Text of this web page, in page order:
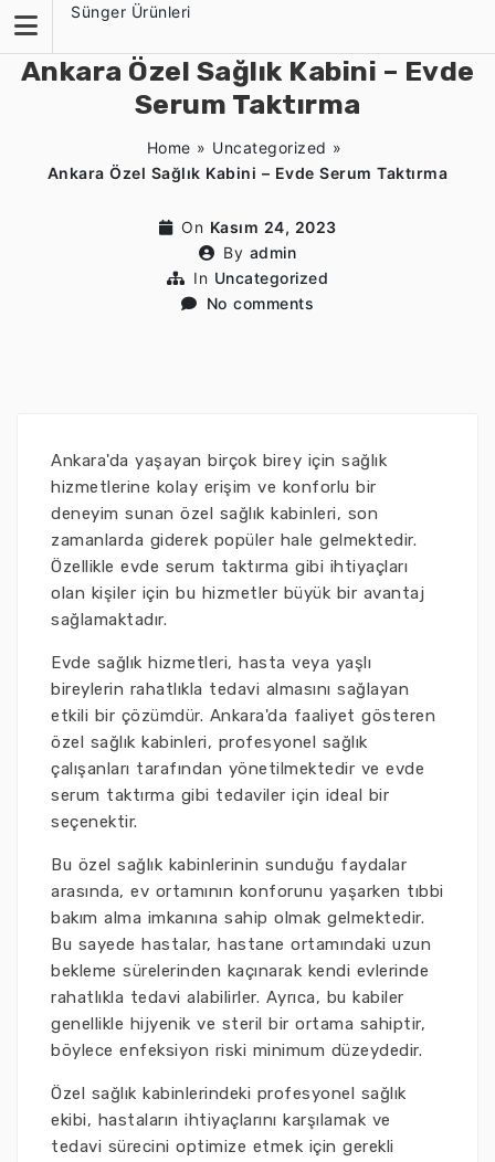
content
Sünger Ürünleri
Ankara Özel Sağlık Kabini – Evde
Serum Taktırma
Home » Uncategorized »
Ankara Özel Sağlık Kabini – Evde Serum Taktırma
On Kasım 24, 2023
By admin
In Uncategorized
No comments
Ankara'da yaşayan birçok birey için sağlık
hizmetlerine kolay erişim ve konforlu bir
deneyim sunan özel sağlık kabinleri, son
zamanlarda giderek popüler hale gelmektedir.
Özellikle evde serum taktırma gibi ihtiyaçları
olan kişiler için bu hizmetler büyük bir avantaj
sağlamaktadır.
Evde sağlık hizmetleri, hasta veya yaşlı
bireylerin rahatlıkla tedavi almasını sağlayan
etkili bir çözümdür. Ankara'da faaliyet gösteren
özel sağlık kabinleri, profesyonel sağlık
çalışanları tarafından yönetilmektedir ve evde
serum taktırma gibi tedaviler için ideal bir
seçenektir.
Bu özel sağlık kabinlerinin sunduğu faydalar
arasında, ev ortamının konforunu yaşarken tıbbi
bakım alma imkanına sahip olmak gelmektedir.
Bu sayede hastalar, hastane ortamındaki uzun
bekleme sürelerinden kaçınarak kendi evlerinde
rahatlıkla tedavi alabilirler. Ayrıca, bu kabiler
genellikle hijyenik ve steril bir ortama sahiptir,
böylece enfeksiyon riski minimum düzeydedir.
Özel sağlık kabinlerindeki profesyonel sağlık
ekibi, hastaların ihtiyaçlarını karşılamak ve
tedavi sürecini optimize etmek için gerekli